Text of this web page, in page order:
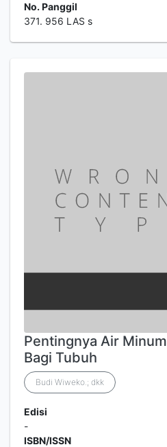
No. Panggil
371. 956 LAS s
Pentingnya Air Minum
Bagi Tubuh
Budi Wiweko.; dkk
Edisi
-
ISBN/ISSN